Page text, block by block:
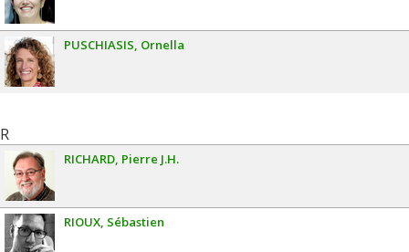
PUSCHIASIS Ornella
R
RICHARD Pierre J.H.
RIOUX Sébastien